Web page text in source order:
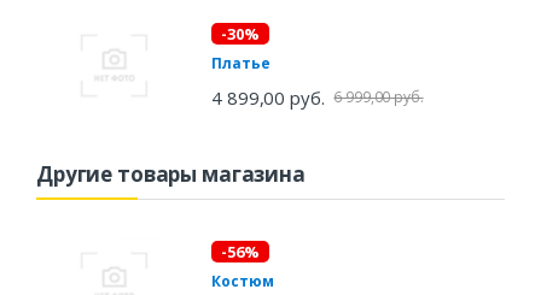
-30%
Платье
4 899,00 руб. 6 999,00 руб.
Другие товары магазина
-56%
Костюм